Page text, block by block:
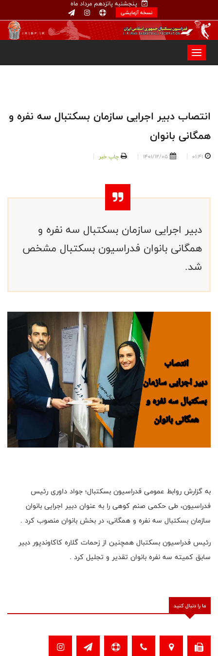
پنجشنبه پانزدهم مرداد ماه
نسخه آزمایشی
انتصاب دبیر اجرایی سازمان بسکتبال سه نفره و
همگانی بانوان
01:41
1401/12/05 چاپ خبر
دبیر اجرایی سازمان بسکتبال سه نفره و
همگانی بانوان فدراسیون بسکتبال مشخص
شد.
به گزارش روابط عمومی فدراسیون بسکتبال؛ جواد داوری رئیس
فدراسیون، طی حکمی صنم کوهی را به عنوان دبیر اجرایی بانوان
سازمان بسکتبال سه نفره و همگانی، در بخش بانوان منصوب کرد .
رئیس فدراسیون بسکتبال همچنین از زحمات گلاره کاکاوندپور دبیر
سابق کمیته سه نفره بانوان تقدیر و تجلیل کرد .
ما را دنبال کنید